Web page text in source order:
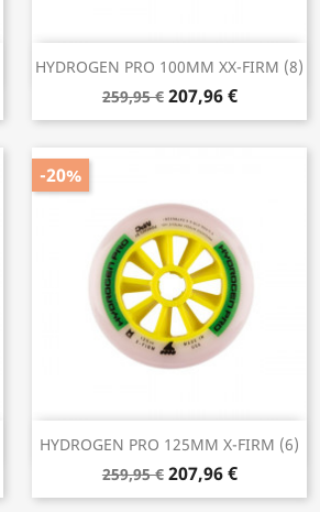
HYDROGEN PRO 100MM XX-FIRM (8)
259,95 € 207,96 €
Anteprima
HYDROGEN PRO 125MM X-FIRM (6)
259,95 € 207,96 €
-20%
Anteprima